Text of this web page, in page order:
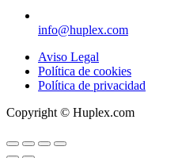
info@huplex.com
Aviso Legal
Política de cookies
Política de privacidad
Copyright © Huplex.com